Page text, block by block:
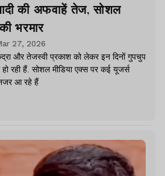
की अफवाहें तेज, सोशल
भरमार
27, 2026
और तेजस्वी प्रकाश को लेकर इन दिनों गुपचुप
रही हैं. सोशल मीडिया एक्स पर कई यूजर्स
आ रहे हैं